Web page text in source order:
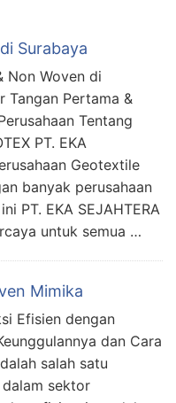
Surabaya
Non Woven di
Tangan Pertama &
Tentang
PT. EKA
Geotextile
banyak perusahaan
PT. EKA SEJAHTERA
untuk semua …
Mimika
Efisien dengan
dan Cara
salah satu
sektor